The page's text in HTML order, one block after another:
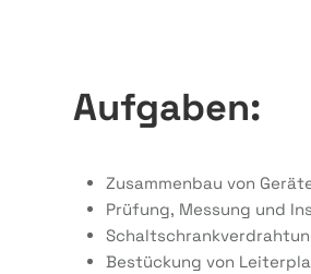
Aufgaben:
Zusammenbau von
Prüfung, Messung und
Bestückung von